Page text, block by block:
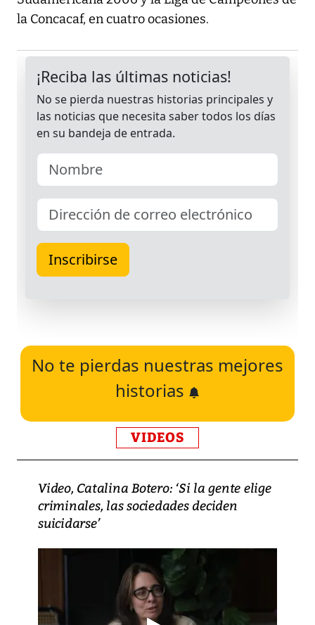
la Concacaf, en cuatro ocasiones.
No te pierdas nuestras mejores
historias
VIDEOS
Video, Catalina Botero: ‘Si la gente elige
criminales, las sociedades deciden
suicidarse’